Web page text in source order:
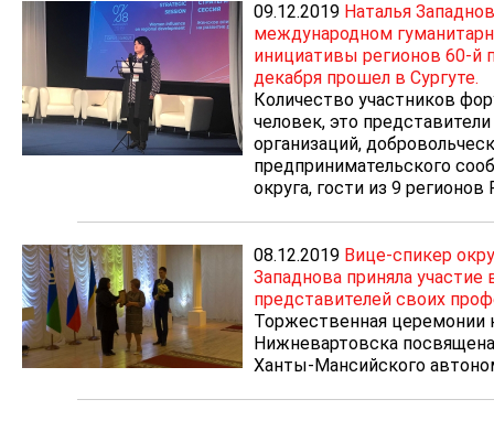
09.12.2019 Наталья
международном
инициативы регионов 60-й
декабря прошел в Сургуте.
Количество участников
человек, это
организаций,
предпринимательского
округа, гости из 9
08.12.2019 Вице-спикер
Западнова приняла
представителей своих
Торжественная церемонии
Нижневартовска
Ханты-Мансийского